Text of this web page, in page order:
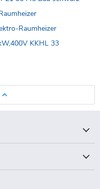
Raumheizer
KKHL 33